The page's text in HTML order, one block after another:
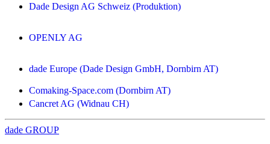
Dade Design AG Schweiz (Produktion)
OPENLY AG
dade Europe (Dade Design GmbH, Dornbirn AT)
Comaking-Space.com (Dornbirn AT)
Cancret AG (Widnau CH)
dade GROUP